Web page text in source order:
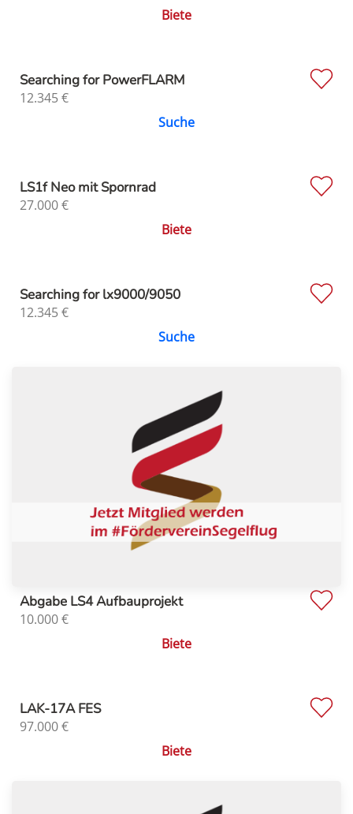
Biete
Searching for PowerFLARM
12.345€
Suche
LS1f Neo mit Spornrad
27.000€
Biete
Searching for lx9000/9050
12.345€
Suche
Abgabe LS4 Aufbauprojekt
10.000€
Biete
LAK-17A FES
97.000€
Biete